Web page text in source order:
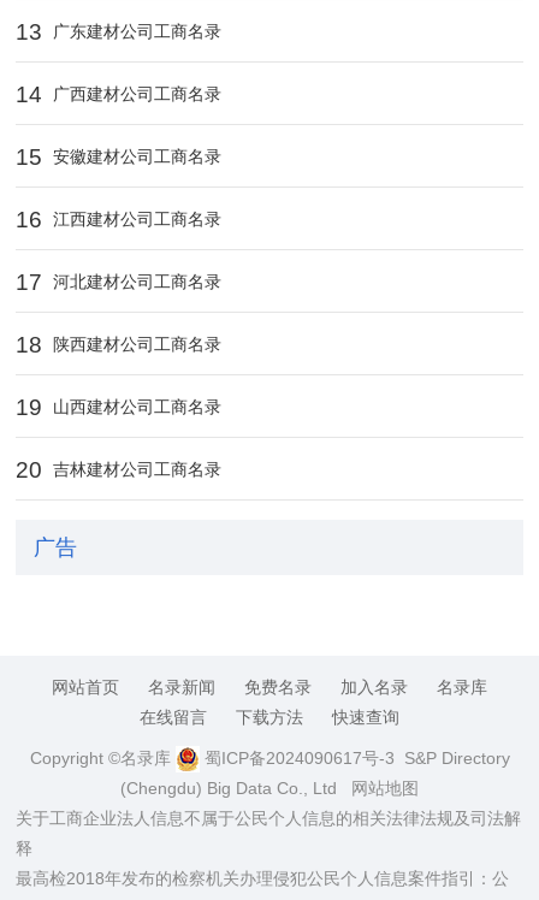
13 广东建材公司工商名录
14 广西建材公司工商名录
15 安徽建材公司工商名录
16 江西建材公司工商名录
17 河北建材公司工商名录
18 陕西建材公司工商名录
19 山西建材公司工商名录
20 吉林建材公司工商名录
广告
网站首页 名录新闻 免费名录 加入名录
名录库
在线留言
下载方法 快速查询
Copyright ©名录库 蜀ICP备2024090617号-3 S&P Directory
(Chengdu) Big Data Co., Ltd
网站地图
关于工商企业法人信息不属于公民个人信息的相关法律法规及司法解
释
最高检2018年发布的检察机关办理侵犯公民个人信息案件指引：公